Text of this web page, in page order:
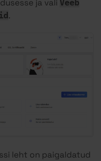
ja vali Veeb
.
leht on paigaldatud